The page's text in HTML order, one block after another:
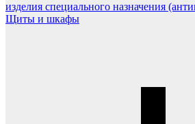
изделия специального назначения
Щиты и шкафы